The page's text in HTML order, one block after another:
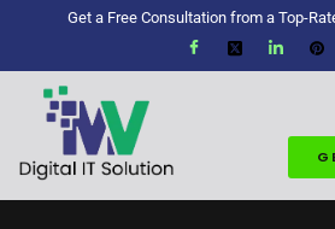
Get a Free Consultation from a Top-